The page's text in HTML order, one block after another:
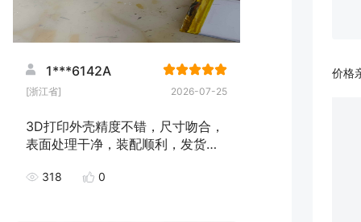
1***6142A
[浙江省] 2026-07-25
3D打印外壳精度不错，尺寸吻合，
表面处理干净，装配顺利，发货速
318 0
价格